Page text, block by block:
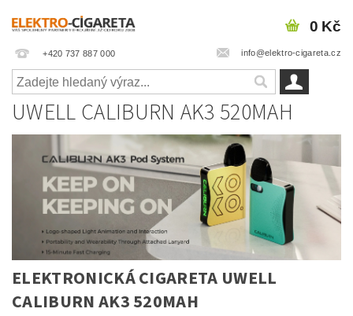
+420 737 887 000 info@elektro-cigareta.cz
0 Kč
UWELL CALIBURN AK3 520MAH
ELEKTRONICKÁ CIGARETA UWELL
CALIBURN AK3 520MAH